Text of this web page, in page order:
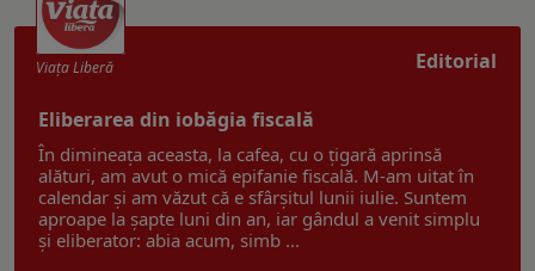
Editorial
Viaţa Liberă
Eliberarea din iobăgia fiscală
În dimineața aceasta, la cafea, cu o țigară aprinsă
alături, am avut o mică epifanie fiscală. M-am uitat în
calendar și am văzut că e sfârșitul lunii iulie. Suntem
aproape la șapte luni din an, iar gândul a venit simplu
și eliberator: abia acum, simb ...